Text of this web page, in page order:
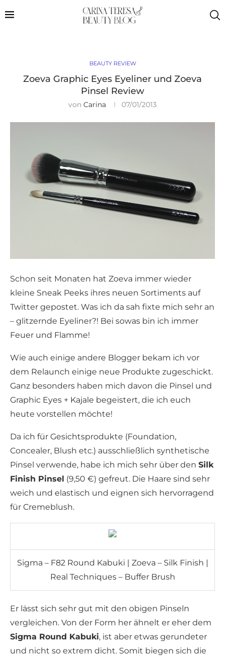
BEAUTY REVIEW
Zoeva Graphic Eyes Eyeliner und Zoeva
Pinsel Review
von Carina 07/01/2013
Schon seit Monaten hat Zoeva immer wieder
kleine Sneak Peeks ihres neuen Sortiments auf
Twitter gepostet. Was ich da sah fixte mich sehr an
– glitzernde Eyeliner?! Bei sowas bin ich immer
Feuer und Flamme!
Wie auch einige andere Blogger bekam ich vor
dem Relaunch einige neue Produkte zugeschickt.
Ganz besonders haben mich davon die Pinsel und
Graphic Eyes + Kajale begeistert, die ich euch
heute vorstellen möchte!
Da ich für Gesichtsprodukte (Foundation,
Concealer, Blush etc.) ausschließlich synthetische
Pinsel verwende, habe ich mich sehr über den Silk
Finish Pinsel (9,50 €) gefreut. Die Haare sind sehr
weich und elastisch und eignen sich hervorragend
für Cremeblush.
Sigma – F82 Round Kabuki | Zoeva – Silk Finish |
Real Techniques – Buffer Brush
Er lässt sich sehr gut mit den obigen Pinseln
vergleichen. Von der Form her ähnelt er eher dem
Sigma Round Kabuki, ist aber etwas gerundeter
und nicht so extrem dicht. Somit biegen sich die